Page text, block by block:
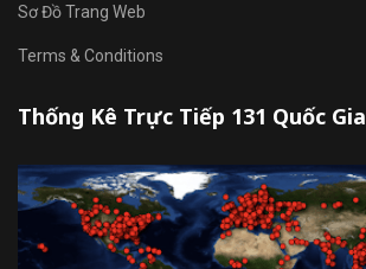
Sơ Đồ Trang Web
Terms & Conditions
Thống Kê Trực Tiếp 131 Quốc Gia